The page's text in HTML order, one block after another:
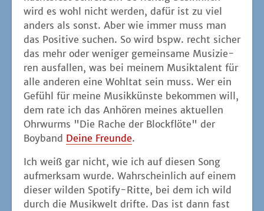
wird es wohl nicht wer­den, dafür ist zu viel
anders als sonst. Aber wie immer muss man
das Posi­ti­ve suchen. So wird bspw. recht sicher
das mehr oder weni­ger gemein­sa­me Musi­zie­
ren aus­fal­len, was bei mei­nem Musik­ta­lent für
alle ande­ren eine Wohl­tat sein muss. Wer ein
Gefühl für mei­ne Musik­küns­te bekom­men will,
dem rate ich das Anhö­ren mei­nes aktu­el­len
Ohr­wurms "Die Rache der Block­flö­te" der
Boy­band Dei­ne Freun­de.
Ich weiß gar nicht, wie ich auf die­sen Song
auf­merk­sam wur­de. Wahr­schein­lich auf einem
die­ser wil­den Spo­ti­fy-Rit­te, bei dem ich wild
durch die Musik­welt drif­te. Das ist dann fast